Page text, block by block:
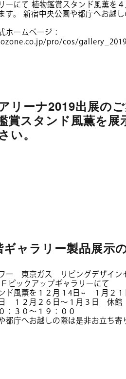
ーにて 植物鑑賞スタンド風薫を
す。 新宿中央公園や都庁へお越
ホームページ：
pro/cos/
リーナ2019出展の
賞スタンド風薫を
い。
ャラリー製品展示
ー 東京ガス リビングデザイン
ピックアップギャラリーにて
ド風薫を１２月１4日~ １月２１
１２月２６日～１月３日 休館
３０～１９：００
都庁へお越しの際は是非お立ち寄